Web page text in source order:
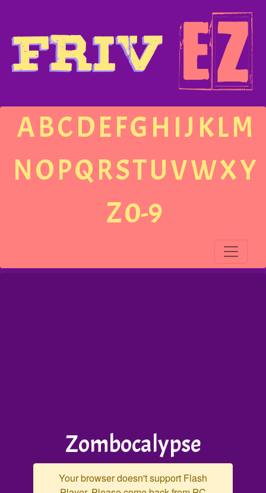
ABCDEFGH IJ KLM
NOPQRSTUVWXY
Z0-9
Zombocalypse
Your browser doesn't support Flash